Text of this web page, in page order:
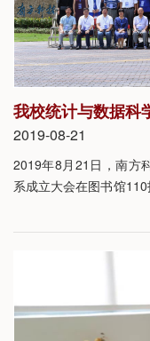
我校统计与数据科
2019-08-21
2019年8月21日，南方
系成立大会在图书馆
校长陈十一、副校长汤